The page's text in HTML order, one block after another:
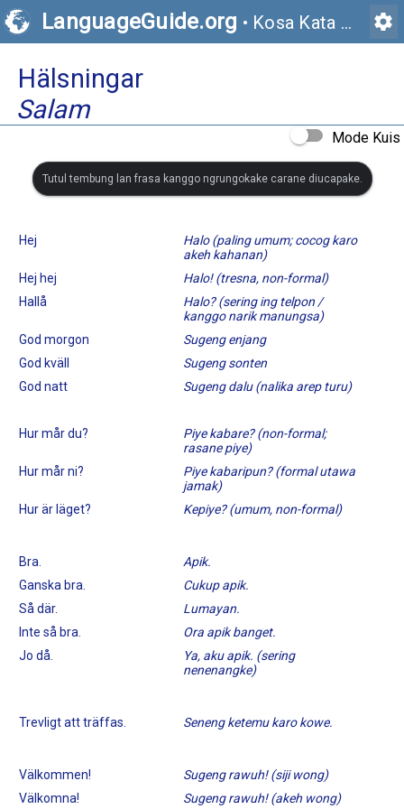
LanguageGuide.org • Kosa Kata Visual Bahasa Swedia settings
Hälsningar
Salam
Mode Kuis
Tutul tembung lan frasa kanggo ngrungokake carane diucapake.
Hej
Halo (paling umum; cocog karo
akeh kahanan)
Hej hej
Halo! (tresna, non-formal)
Hallå
Halo? (sering ing telpon /
kanggo narik manungsa)
God morgon
Sugeng enjang
God kväll
Sugeng sonten
God natt
Sugeng dalu (nalika arep turu)
Hur mår du?
Piye kabare? (non-formal;
rasane piye)
Hur mår ni?
Piye kabaripun? (formal utawa
jamak)
Hur är läget?
Kepiye? (umum, non-formal)
Bra.
Apik.
Ganska bra.
Cukup apik.
Så där.
Lumayan.
Inte så bra.
Ora apik banget.
Jo då.
Ya, aku apik. (sering
nenenangke)
Trevligt att träffas. Seneng ketemu karo kowe.
Välkommen!
Sugeng rawuh! (siji wong)
Välkomna!
Sugeng rawuh! (akeh wong)